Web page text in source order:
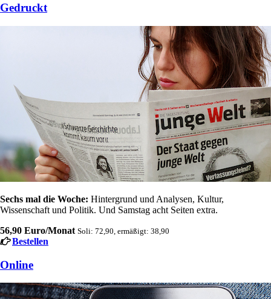
Gedruckt
Sechs mal die Woche: Hintergrund und Analysen, Kultur,
Wissenschaft und Politik. Und Samstag acht Seiten extra.
56,90 Euro/Monat Soli: 72,90, ermäßigt: 38,90
Bestellen
Online